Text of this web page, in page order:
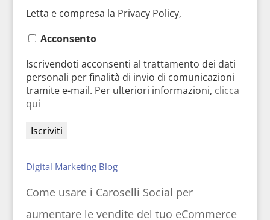
Letta e compresa la Privacy Policy,
Acconsento
Iscrivendoti acconsenti al trattamento dei dati
personali per finalità di invio di comunicazioni
tramite e-mail. Per ulteriori informazioni, clicca
qui
Digital Marketing Blog
Come usare i Caroselli Social per
aumentare le vendite del tuo eCommerce